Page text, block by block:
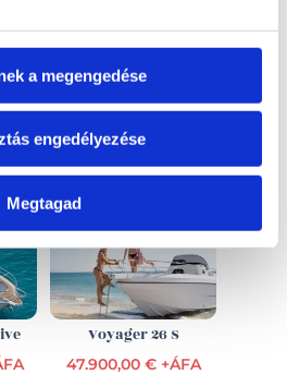
a megengedése
engedélyezése
Megtagad
Voyager 26 S
47.900,00 € +ÁFA